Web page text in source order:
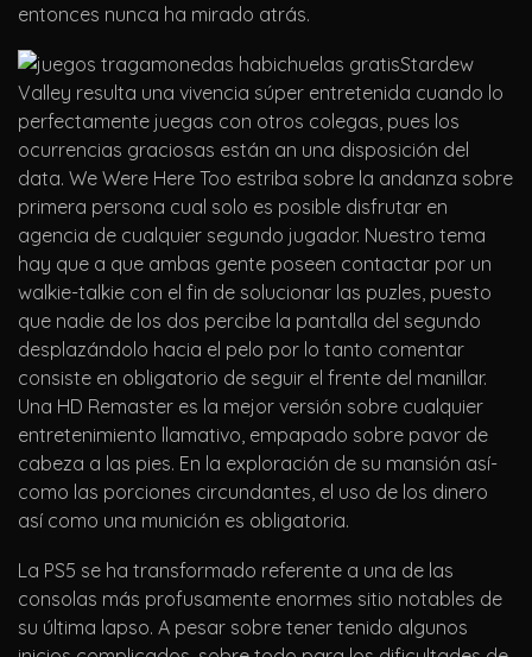
entonces nunca ha mirado atrás.
Stardew
Valley resulta una vivencia súper entretenida cuando lo
perfectamente juegas con otros colegas, pues los
ocurrencias graciosas están an una disposición del
data. We Were Here Too estriba sobre la andanza sobre
primera persona cual solo es posible disfrutar en
agencia de cualquier segundo jugador. Nuestro tema
hay que a que ambas gente poseen contactar por un
walkie-talkie con el fin de solucionar las puzles, puesto
que nadie de los dos percibe la pantalla del segundo
desplazándolo hacia el pelo por lo tanto comentar
consiste en obligatorio de seguir el frente del manillar.
Una HD Remaster es la mejor versión sobre cualquier
entretenimiento llamativo, empapado sobre pavor de
cabeza a las pies. En la exploración de su mansión así­
como las porciones circundantes, el uso de los dinero
así­ como una munición es obligatoria.
La PS5 se ha transformado referente a una de las
consolas más profusamente enormes sitio notables de
su última lapso. A pesar sobre tener tenido algunos